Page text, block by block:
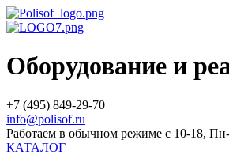
Оборудование и
+7 (495) 849-29-70
info@polisof.ru
Работаем в обычном режиме с 10-18,
КАТАЛОГ